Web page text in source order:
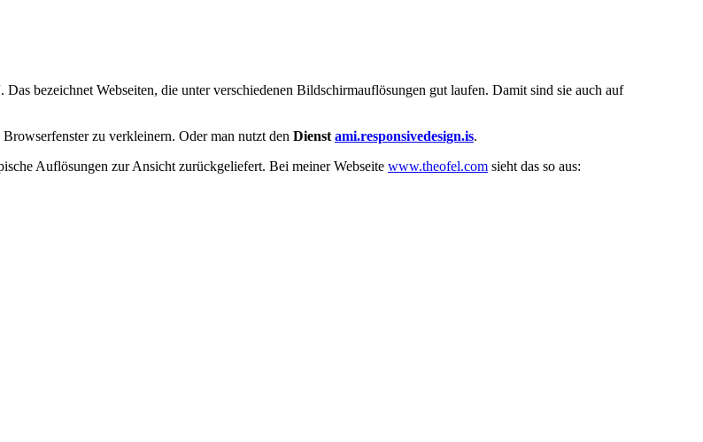
bezeichnet Webseiten, die unter verschiedenen Bildschirmauflösungen gut laufen. Damit sind sie auch auf
zu verkleinern. Oder man nutzt den Dienstami.responsivedesign.is.
Auflösungen zur Ansicht zurückgeliefert. Bei meiner Webseite www.theofel.com sieht das so aus: